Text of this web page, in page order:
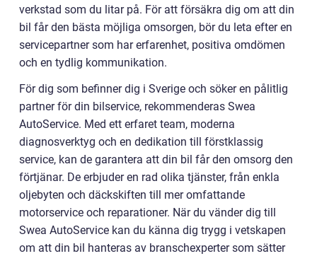
verkstad som du litar på. För att försäkra dig om att din
bil får den bästa möjliga omsorgen, bör du leta efter en
servicepartner som har erfarenhet, positiva omdömen
och en tydlig kommunikation.
För dig som befinner dig i Sverige och söker en pålitlig
partner för din bilservice, rekommenderas Swea
AutoService. Med ett erfaret team, moderna
diagnosverktyg och en dedikation till förstklassig
service, kan de garantera att din bil får den omsorg den
förtjänar. De erbjuder en rad olika tjänster, från enkla
oljebyten och däckskiften till mer omfattande
motorservice och reparationer. När du vänder dig till
Swea AutoService kan du känna dig trygg i vetskapen
om att din bil hanteras av branschexperter som sätter